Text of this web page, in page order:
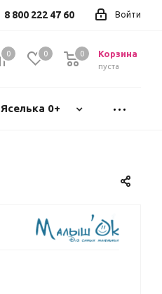
Войти
8 800 222 47 60
0 0 Корзина
пуста
0
Яселька 0+